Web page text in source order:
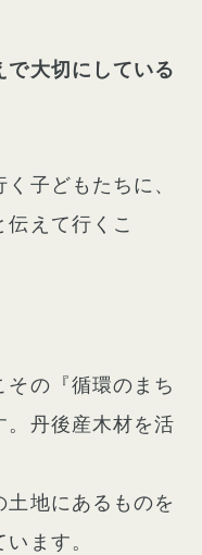
で大切にしている
子どもたちに、
えて行くこ
の『循環のまち
丹後産木材を活
地にあるものを
ます。